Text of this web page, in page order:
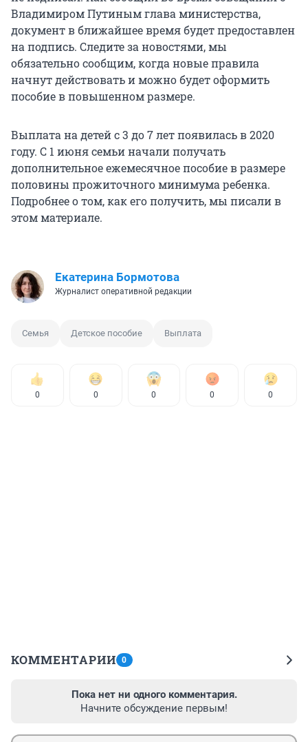
Владимиром Путиным глава министерства,
документ в ближайшее время будет предоставлен
на подпись. Следите за новостями, мы
обязательно сообщим, когда новые правила
начнут действовать и можно будет оформить
пособие в повышенном размере.
Выплата на детей с 3 до 7 лет появилась в 2020
году. С 1 июня семьи начали получать
дополнительное ежемесячное пособие в размере
половины прожиточного минимума ребенка.
Подробнее о том, как его получить, мы писали в
этом материале.
Екатерина Бормотова
Журналист оперативной редакции
Семья Детское пособие Выплата
0 0 0 0 0
КОММЕНТАРИИ 0
Пока нет ни одного комментария.
Начните обсуждение первым!